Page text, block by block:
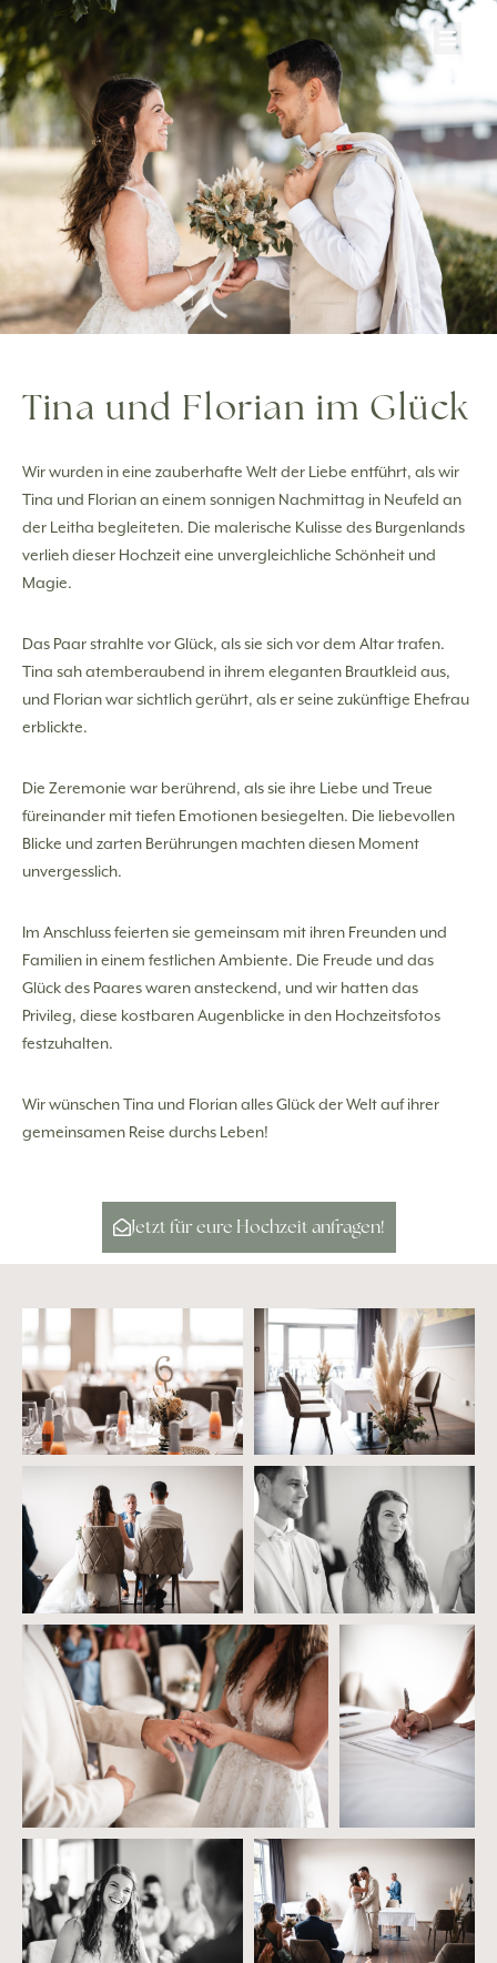
Zum
Inhalt
springen
Tina und Florian im Glück
Wir wurden in eine zauberhafte Welt der Liebe entführt, als wir
Tina und Florian an einem sonnigen Nachmittag in Neufeld an
der Leitha begleiteten. Die malerische Kulisse des Burgenlands
verlieh dieser Hochzeit eine unvergleichliche Schönheit und
Magie.
Das Paar strahlte vor Glück, als sie sich vor dem Altar trafen.
Tina sah atemberaubend in ihrem eleganten Brautkleid aus,
und Florian war sichtlich gerührt, als er seine zukünftige Ehefrau
erblickte.
Die Zeremonie war berührend, als sie ihre Liebe und Treue
füreinander mit tiefen Emotionen besiegelten. Die liebevollen
Blicke und zarten Berührungen machten diesen Moment
unvergesslich.
Im Anschluss feierten sie gemeinsam mit ihren Freunden und
Familien in einem festlichen Ambiente. Die Freude und das
Glück des Paares waren ansteckend, und wir hatten das
Privileg, diese kostbaren Augenblicke in den Hochzeitsfotos
festzuhalten.
Wir wünschen Tina und Florian alles Glück der Welt auf ihrer
gemeinsamen Reise durchs Leben!
Jetzt für eure Hochzeit anfragen!